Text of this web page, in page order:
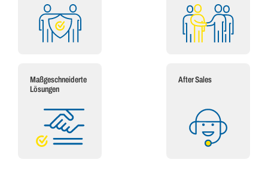
Maßgeschneiderte
Lösungen
After Sales